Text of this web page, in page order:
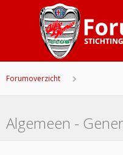
Forumoverzicht
Algemeen -